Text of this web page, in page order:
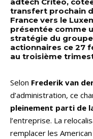
adtech Criteo,
transfert prochain
France vers le
présentée comme
stratégie du
actionnaires ce 27
au troisième
Selon Frederik van
d’administration, ce
pleinement parti de
l’entreprise. La
remplacer les